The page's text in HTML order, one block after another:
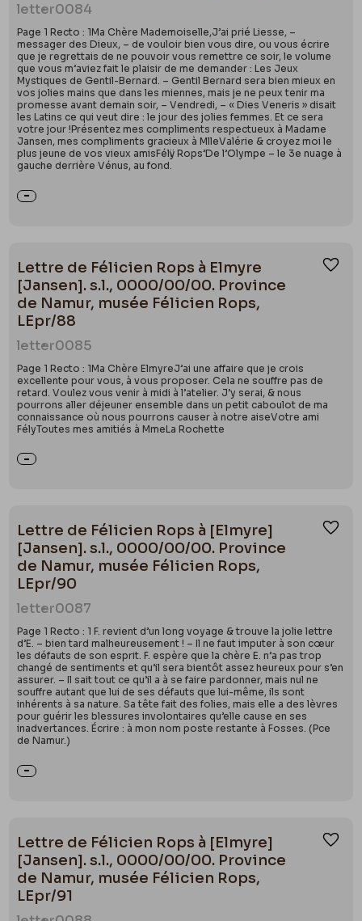
letter0084
Page 1 Recto : 1Ma Chère Mademoiselle,J’ai prié Liesse, –
messager des Dieux, – de vouloir bien vous dire, ou vous écrire
que je regrettais de ne pouvoir vous remettre ce soir, le volume
que vous m’aviez fait le plaisir de me demander : Les Jeux
Mystiques de Gentil-Bernard. – Gentil Bernard sera bien mieux en
vos jolies mains que dans les miennes, mais je ne peux tenir ma
promesse avant demain soir, – Vendredi, – « Dies Veneris » disait
les Latins ce qui veut dire : le jour des jolies femmes. Et ce sera
votre jour !Présentez mes compliments respectueux à Madame
Jansen, mes compliments gracieux à MlleValérie & croyez moi le
plus jeune de vos vieux amisFélÿ Rops’De l’Olympe – le 3e nuage à
gauche derrière Vénus, au fond.
Lettre de Félicien Rops à Elmyre
[Jansen]. s.l., 0000/00/00. Province
de Namur, musée Félicien Rops,
LEpr/88
letter0085
Page 1 Recto : 1Ma Chère ElmyreJ’ai une affaire que je crois
excellente pour vous, à vous proposer. Cela ne souffre pas de
retard. Voulez vous venir à midi à l’atelier. J’y serai, & nous
pourrons aller déjeuner ensemble dans un petit caboulot de ma
connaissance où nous pourrons causer à notre aiseVotre ami
FélyToutes mes amitiés à MmeLa Rochette
Lettre de Félicien Rops à [Elmyre]
[Jansen]. s.l., 0000/00/00. Province
de Namur, musée Félicien Rops,
LEpr/90
letter0087
Page 1 Recto : 1 F. revient d’un long voyage & trouve la jolie lettre
d’E. – bien tard malheureusement ! – Il ne faut imputer à son cœur
les défauts de son esprit. F. espère que la chère E. n’a pas trop
changé de sentiments et qu’il sera bientôt assez heureux pour s’en
assurer. – Il sait tout ce qu’il a à se faire pardonner, mais nul ne
souffre autant que lui de ses défauts que lui-même, ils sont
inhérents à sa nature. Sa tête fait des folies, mais elle a des lèvres
pour guérir les blessures involontaires qu’elle cause en ses
inadvertances. Écrire : à mon nom poste restante à Fosses. (Pce
de Namur.)
Lettre de Félicien Rops à [Elmyre]
[Jansen]. s.l., 0000/00/00. Province
de Namur, musée Félicien Rops,
LEpr/91